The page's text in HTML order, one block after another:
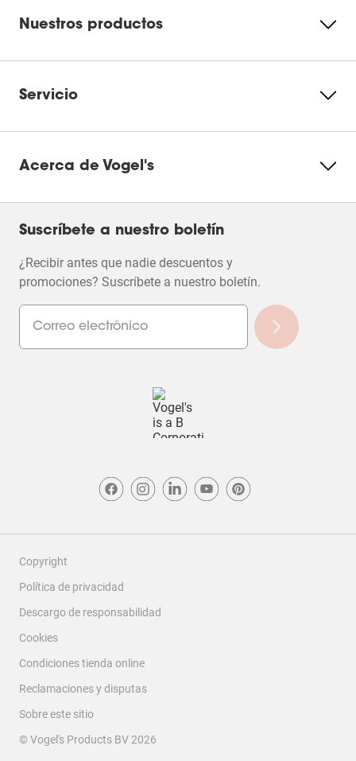
Nuestros productos
Servicio
Acerca de Vogel's
Suscríbete a nuestro boletín
¿Recibir antes que nadie descuentos y
promociones? Suscríbete a nuestro boletín.
Copyright
Política de privacidad
Descargo de responsabilidad
Cookies
Condiciones tienda online
Reclamaciones y disputas
Sobre este sitio
© Vogel's Products BV2026